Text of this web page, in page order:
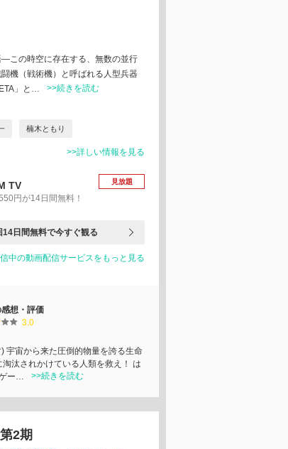
この時空に存在する、無数の並行
機（戦術機）と呼ばれる人型兵器
」と…
>>続きを読む
楠木ともり
>>詳しい情報を見る
TV
円が14日間無料！
見放題
14日間無料で今すぐ観る
中の動画配信サービスをもっと見る
感想・評価
3.0
宇宙から来た圧倒的物量を誇る生命
淘汰されかけている人類を救え！ は
ー…
>>続きを読む
2期